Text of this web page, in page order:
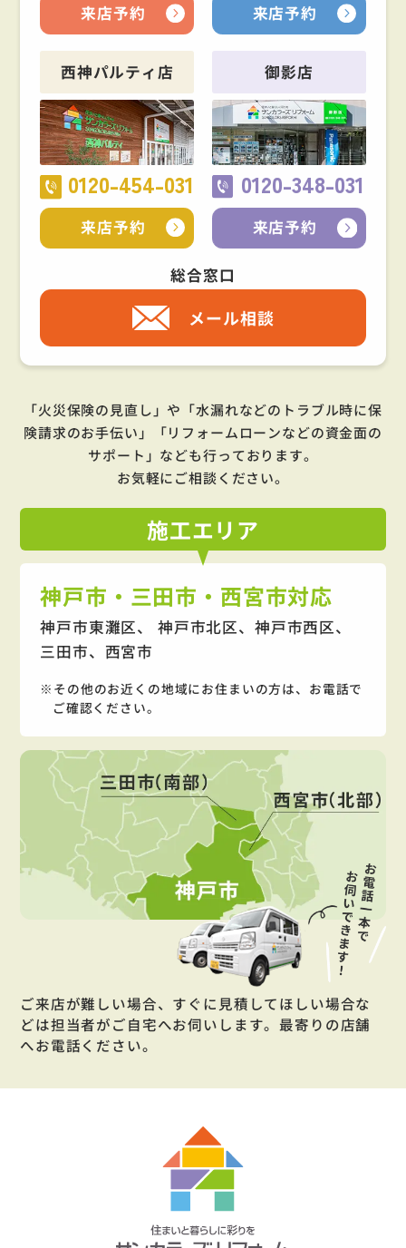
来店予約 来店予約
西神パルティ店
0120-454-031
来店予約
御影店
0120-348-031
来店予約
総合窓口
メール相談
「火災保険の見直し」や「水漏れなどのトラブル時に保
険請求のお手伝い」「リフォームローンなどの資金面の
サポート」 なども行っております。
お気軽にご相談ください。
施工エリア
神戸市・三田市・西宮市対応
神戸市東灘区、 神戸市北区、神戸市西区、
三田市、西宮市
その他のお近くの地域にお住まいの方は、お電話で
ご確認ください。
ご来店が難しい場合、すぐに見積してほしい場合な
どは担当者がご自宅へお伺いします。最寄りの店舗
へお電話ください。